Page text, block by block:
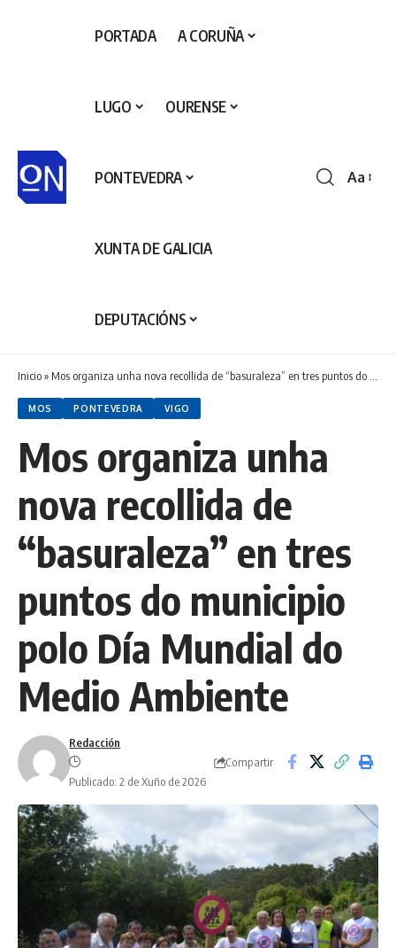
PORTADA A CORUÑA
LUGO OURENSE
PONTEVEDRA
XUNTA DE GALICIA
DEPUTACIÓNS
Aa
Inicio» Mos organiza unha nova recollida de “basuraleza” en tres puntos do municipio polo Día Mundial do Medio Ambiente
MOS PONTEVEDRA VIGO
Mos organiza unha
nova recollida de
“basuraleza” en tres
puntos do municipio
polo Día Mundial do
Medio Ambiente
Redacción
Publicado: 2 de Xuño de 2026
Compartir